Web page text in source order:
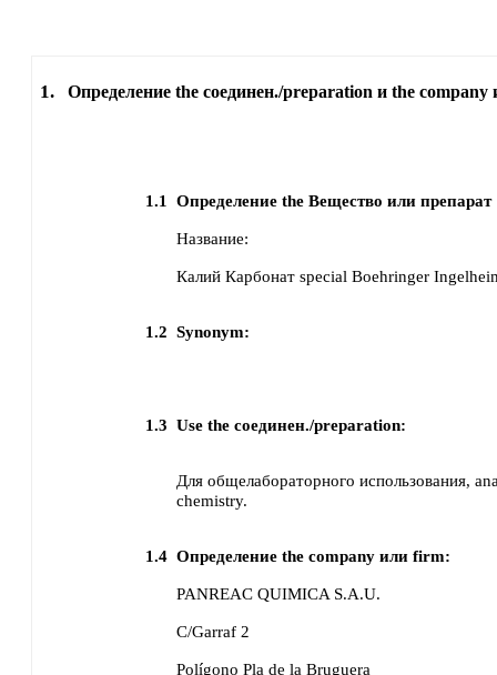
1. Определение the соединен./preparation и the
1.1 Определение the Вещество или препарат
Название:
Калий Карбонат special Boehringer
1.2 Synonym:
1.3 Use the соединен./preparation:
Для общелабораторного использования,
chemistry.
1.4 Определение the company или firm:
PANREAC QUIMICA S.A.U.
C/Garraf 2
Polígono Pla de la Bruguera